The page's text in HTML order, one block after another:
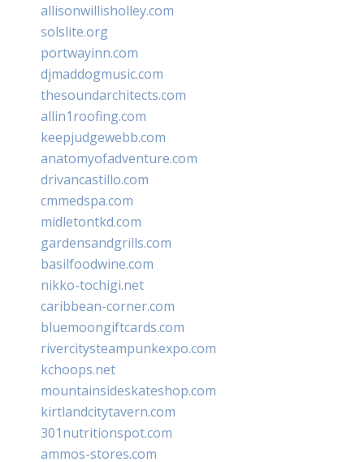
allisonwillisholley.com
solslite.org
portwayinn.com
djmaddogmusic.com
thesoundarchitects.com
allin1roofing.com
keepjudgewebb.com
anatomyofadventure.com
drivancastillo.com
cmmedspa.com
midletontkd.com
gardensandgrills.com
basilfoodwine.com
nikko-tochigi.net
caribbean-corner.com
bluemoongiftcards.com
rivercitysteampunkexpo.com
kchoops.net
mountainsideskateshop.com
kirtlandcitytavern.com
301nutritionspot.com
ammos-stores.com